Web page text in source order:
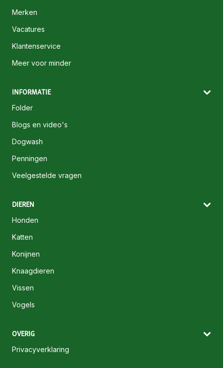
Merken
Vacatures
Klantenservice
Meer voor minder
INFORMATIE
Folder
Blogs en video's
Dogwash
Penningen
Veelgestelde vragen
DIEREN
Honden
Katten
Konijnen
Knaagdieren
Vissen
Vogels
OVERIG
Privacyverklaring